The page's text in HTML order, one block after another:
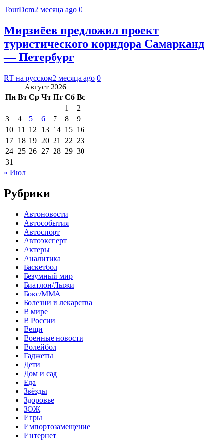
TourDom2 месяца ago 0
Мирзиёев предложил проект
туристического коридора Самарканд
— Петербург
RT на русском2 месяца ago 0
Август 2026
Пн Вт Ср Чт Пт Сб Вс
1
2
3
4 5 6 7 8
9
10 11 12 13 14 15 16
17 18 19 20 21 22 23
24 25 26 27 28 29 30
31
« Июл
Рубрики
Автоновости
Автособытия
Автоспорт
Автоэксперт
Актеры
Аналитика
Баскетбол
Безумный мир
Биатлон/Лыжи
Бокс/MMA
Болезни и лекарства
В мире
В России
Вещи
Военные новости
Волейбол
Гаджеты
Дети
Дом и сад
Еда
Звёзды
Здоровье
ЗОЖ
Игры
Импортозамещение
Интернет